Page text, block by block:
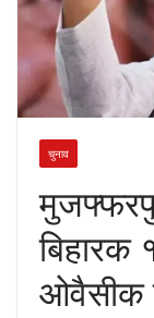
चुनाव
बिहारक
ओवैसीक